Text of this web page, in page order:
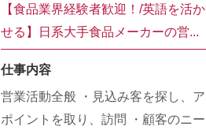
【食品業界経験者歓迎！/英語を活か
せる】日系大手食品メーカーの営...
仕事内容
営業活動全般 ・見込み客を探し、ア
ポイントを取り、訪問 ・顧客のニー